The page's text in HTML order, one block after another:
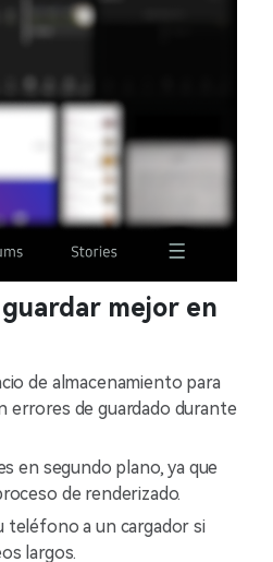
mejor en
de almacenamiento para
errores de guardado durante
en segundo plano, ya que
de renderizado.
teléfono a un cargador si
largos.